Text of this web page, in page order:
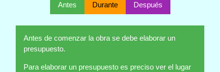
Antes Durante Después
Antes de comenzar la obra se debe elaborar un
presupuesto.
Para elaborar un presupuesto es preciso ver el lugar